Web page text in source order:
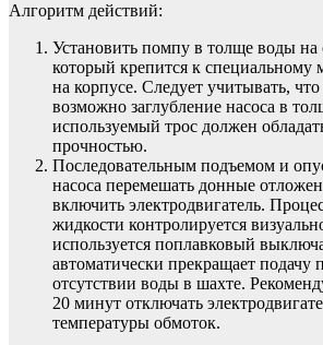
Алгоритм действий:
Установить помпу в толще воды на
который крепится к специальному
на корпусе. Следует учитывать,
возможно заглубление насоса в
используемый трос должен
прочностью.
Последовательным подъемом и
насоса перемешать донные
включить электродвигатель.
жидкости контролируется
используется поплавковый
автоматически прекращает подачу
отсутствии воды в шахте.
20 минут отключать
температуры обмоток.